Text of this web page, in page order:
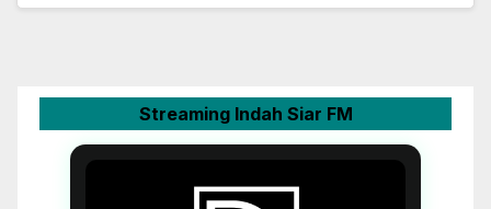
Streaming Indah Siar FM